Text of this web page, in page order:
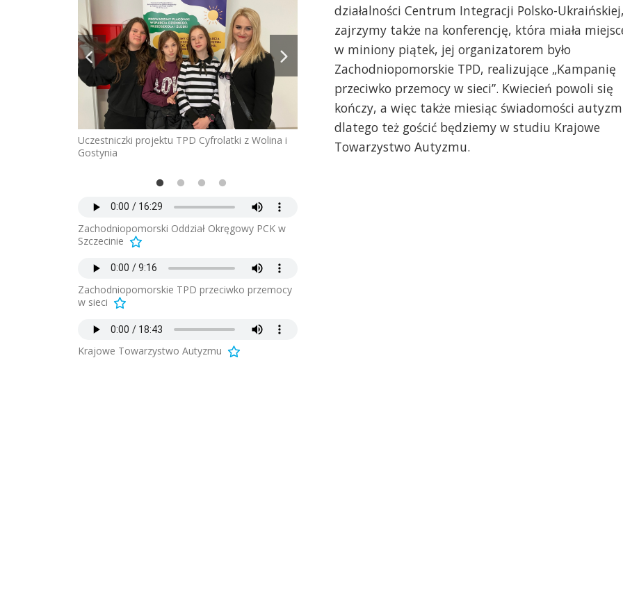
Uczestniczki projektu TPD Cyfrolatki z Wolina i
Gostynia
Uczestnicy projektu TPD Cyfrolatki z Polic
Zachodniopomorski Oddział Okręgowy PCK w
Szczecinie
Zachodniopomorskie TPD przeciwko przemocy
w sieci
Krajowe Towarzystwo Autyzmu
działalności Centrum Integracji Polsko-Ukraińskiej,
zajrzymy także na konferencję, która miała
w miniony piątek, jej organizatorem było
Zachodniopomorskie TPD, realizujące „Kampanię
przeciwko przemocy w sieci”. Kwiecień powoli się
kończy, a więc także miesiąc świadomości
dlatego też gościć będziemy w studiu Krajowe
Towarzystwo Autyzmu.